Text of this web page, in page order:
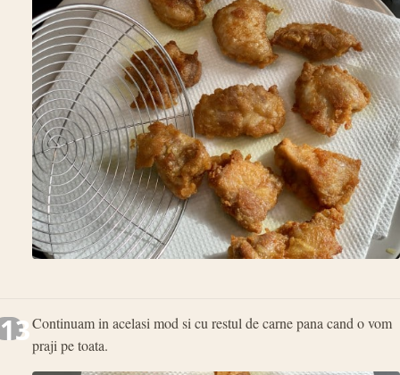
13Continuam in acelasi mod si cu restul de carne pana cand o vom
praji pe toata.